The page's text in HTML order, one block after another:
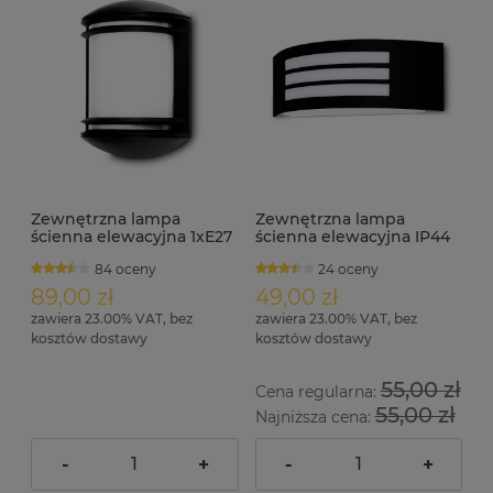
Zewnętrzna lampa
ścienna elewacyjna 1xE27
84 oceny
89,00 zł
zawiera 23.00% VAT, bez
kosztów dostawy
- +
Zewnętrzna lampa
ścienna elewacyjna IP44
24 oceny
49,00 zł
zawiera 23.00% VAT, bez
kosztów dostawy
Cena regularna:55,00 zł
Najniższa cena:55,00 zł
- +